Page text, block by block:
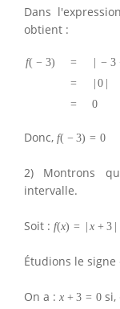
Dans
obtient :
f( − 3) = − 3
=
0
=
0
Donc, f( − 3) = 0
2) Montrons
intervalle.
Soit : f(x) = x + 3
Étudions le signe
On a : x + 3 = 0si,